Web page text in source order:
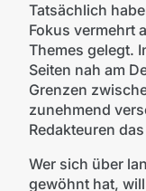
Tatsächlich
Fokus vermehrt
Themes gelegt.
Seiten nah am
Grenzen
zunehmend
Redakteuren
Wer sich über
gewöhnt hat,